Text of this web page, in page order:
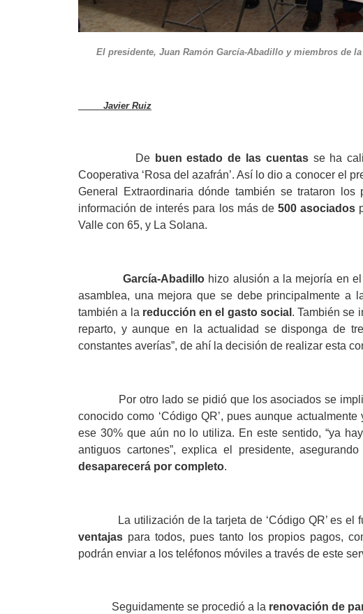
El presidente, Juan Ramón García-Abadillo y miembros
Javier Ruiz
De buen estado de las cuentasse ha
Cooperativa ‘Rosa del azafrán’. Así lo dio a conocer el
General Extraordinaria dónde también se trataron
información de interés para los más de 500 asociados
Valle con 65, y La Solana.
García-Abadillohizo alusión a la mejoría en
asamblea, una mejora que se debe principalmente a
también a la reducción en el gasto social . También se
reparto, y aunque en la actualidad se disponga de
constantes averías”, de ahí la decisión de realizar esta
Por otro lado se pidió que los asociados se
conocido como ‘Código QR’, pues aunque
ese 30% que aún no lo utiliza. En este sentido, “ya
antiguos cartones”, explica el presidente,
desaparecerá por completo.
La utilización de la tarjeta de ‘Código QR’ es el
ventajas para todos, pues tanto los propios pagos,
podrán enviar a los teléfonos móviles a través de este
Seguidamente se procedió a la renovación de